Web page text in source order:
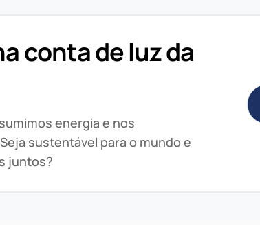
conta de luz da
energia e nos
sustentável para o mundo e
juntos?